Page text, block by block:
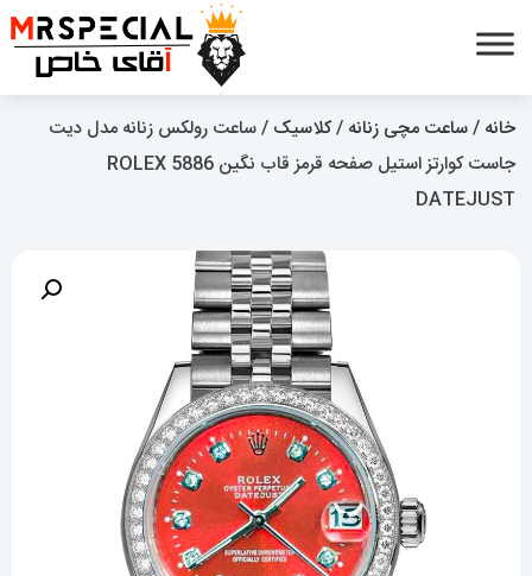
خانه /ساعت مچی زنانه /کلاسیک / ساعت رولکس زنانه مدل دیت
جاست کوارتز استیل صفحه قرمز قاب نگین 5886 ROLEX
DATEJUST